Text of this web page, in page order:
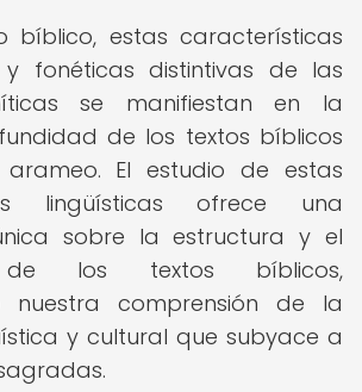
bíblico, estas características
fonéticas distintivas de las
se manifiestan en la
de los textos bíblicos
El estudio de estas
lingüísticas ofrece una
sobre la estructura y el
de los textos bíblicos,
nuestra comprensión de la
y cultural que subyace a